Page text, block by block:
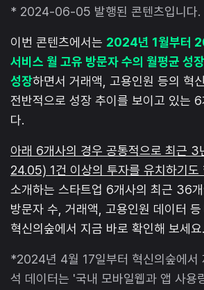
* 2024-06-05 발행된 콘텐츠입니다.
이번 콘텐츠에서는 2024년 1월부터
서비스 월 고유 방문자 수의 월평균 성
성장하면서 거래액, 고용인원 등의 혁
전반적으로 성장 추이를 보이고 있는 6
다.
아래 6개사의 경우 공통적으로 최근
24.05) 1건 이상의 투자를 유치하기도
소개하는 스타트업 6개사의 최근 36
방문자 수, 거래액, 고용인원 데이터
혁신의숲에서 지금 바로 확인해 보세요.
*2024년 4월 17일부터 혁신의숲에서
석 데이터는 '국내 모바일웹과 앱 사용